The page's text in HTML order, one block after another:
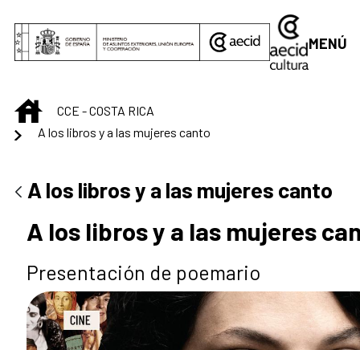
MENÚ
INICIO
CCE - COSTA RICA
A los libros y a las mujeres canto
A los libros y a las mujeres canto
A los libros y a las mujeres
Presentación de poemario